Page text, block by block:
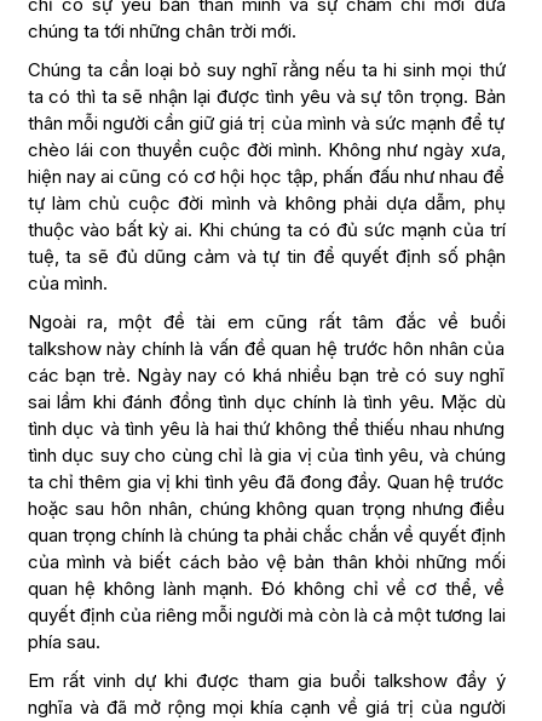
chúng ta tới những chân trời mới.
Chúng ta cần loại bỏ suy nghĩ rằng nếu ta hi sinh mọi thứ
ta có thì ta sẽ nhận lại được tình yêu và sự tôn trọng. Bản
thân mỗi người cần giữ giá trị của mình và sức mạnh để tự
chèo lái con thuyền cuộc đời mình. Không như ngày xưa,
hiện nay ai cũng có cơ hội học tập, phấn đấu như nhau để
tự làm chủ cuộc đời mình và không phải dựa dẫm, phụ
thuộc vào bất kỳ ai. Khi chúng ta có đủ sức mạnh của trí
tuệ, ta sẽ đủ dũng cảm và tự tin để quyết định số phận
của mình.
Ngoài ra, một đề tài em cũng rất tâm đắc về buổi
talkshow này chính là vấn đề quan hệ trước hôn nhân của
các bạn trẻ. Ngày nay có khá nhiều bạn trẻ có suy nghĩ
sai lầm khi đánh đồng tình dục chính là tình yêu. Mặc dù
tình dục và tình yêu là hai thứ không thể thiếu nhau nhưng
tình dục suy cho cùng chỉ là gia vị của tình yêu, và chúng
ta chỉ thêm gia vị khi tình yêu đã đong đầy. Quan hệ trước
hoặc sau hôn nhân, chúng không quan trọng nhưng điều
quan trọng chính là chúng ta phải chắc chắn về quyết định
của mình và biết cách bảo vệ bản thân khỏi những mối
quan hệ không lành mạnh. Đó không chỉ về cơ thể, về
quyết định của riêng mỗi người mà còn là cả một tương lai
phía sau.
Em rất vinh dự khi được tham gia buổi talkshow đầy ý
nghĩa và đã mở rộng mọi khía cạnh về giá trị của người